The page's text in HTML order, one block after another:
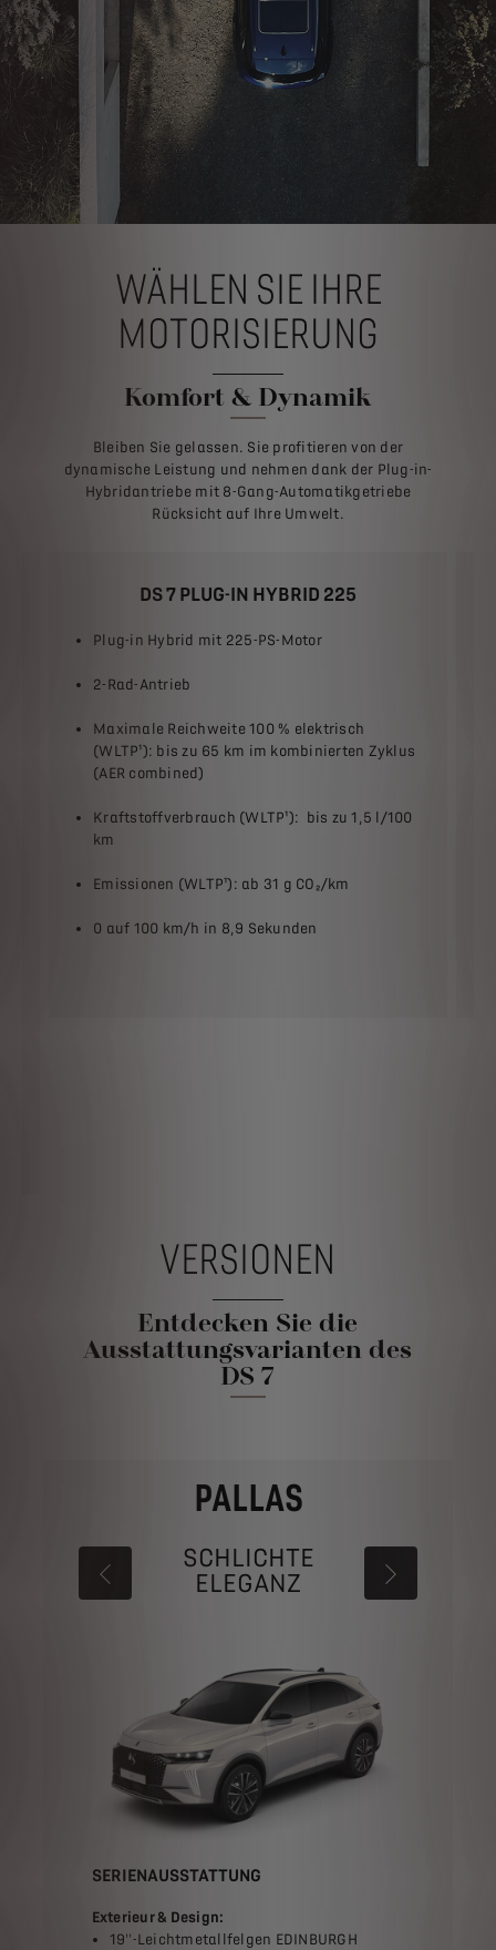
WÄHLEN SIE IHRE
MOTORISIERUNG
Komfort & Dynamik
Bleiben Sie gelassen. Sie profitieren von der
dynamische Leistung und nehmen dank der Plug-in-
Hybridantriebe mit 8-Gang-Automatikgetriebe
Rücksicht auf Ihre Umwelt.
DS 7 PLUG-IN HYBRID 225
Plug-in Hybrid mit 225-PS-Motor
2-Rad-Antrieb
Maximale Reichweite 100 % elektrisch
(WLTP¹): bis zu 65 km im kombinierten Zyklus
(AER combined)
Kraftstoffverbrauch (WLTP¹): bis zu 1,5 l/100
km
Emissionen (WLTP¹): ab 31 g CO₂/km
0 auf 100 km/h in 8,9 Sekunden
VERSIONEN
Entdecken Sie die
Ausstattungsvarianten des
DS 7
VORHER
PALLAS
SCHLICHTE
ELEGANZ
SERIENAUSSTATTUNG
Exterieur & Design:
19''-Leichtmetallfelgen EDINBURGH
WEITER